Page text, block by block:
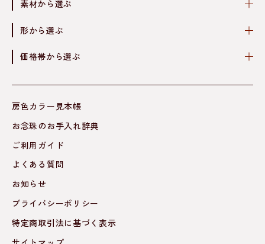
素材から選ぶ
形から選ぶ
価格帯から選ぶ
房色カラー見本帳
お念珠のお手入れ辞典
ご利用ガイド
よくある質問
お知らせ
プライバシーポリシー
特定商取引法に基づく表示